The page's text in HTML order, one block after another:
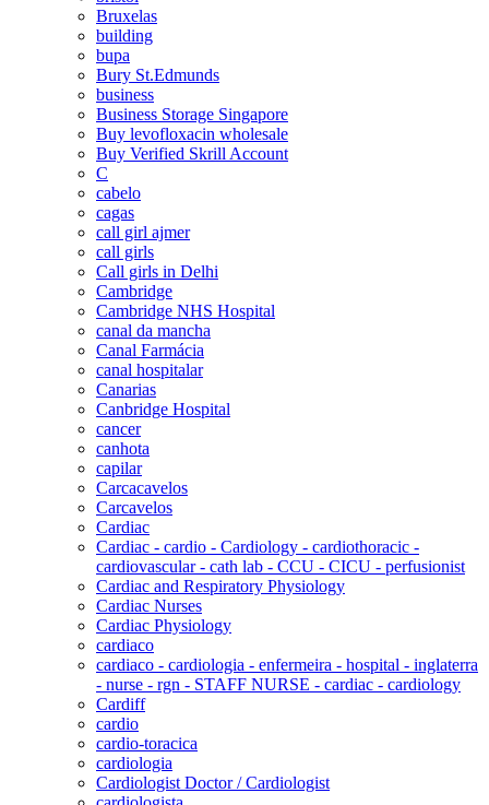
Bruxelas
building
bupa
Bury St.Edmunds
business
Business Storage Singapore
Buy levofloxacin wholesale
Buy Verified Skrill Account
C
cabelo
cagas
call girl ajmer
call girls
Call girls in Delhi
Cambridge
Cambridge NHS Hospital
canal da mancha
Canal Farmácia
canal hospitalar
Canarias
Canbridge Hospital
cancer
canhota
capilar
Carcacavelos
Carcavelos
Cardiac
Cardiac - cardio - Cardiology - cardiothoracic -
cardiovascular - cath lab - CCU - CICU - perfusionist
Cardiac and Respiratory Physiology
Cardiac Nurses
Cardiac Physiology
cardiaco
cardiaco - cardiologia - enfermeira - hospital - inglaterra
- nurse - rgn - STAFF NURSE - cardiac - cardiology
Cardiff
cardio
cardio-toracica
cardiologia
Cardiologist Doctor / Cardiologist